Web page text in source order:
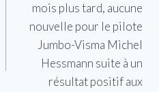
mois plus tard, aucune
nouvelle pour le pilote
Jumbo-Visma Michel
Hessmann suite à un
résultat positif aux